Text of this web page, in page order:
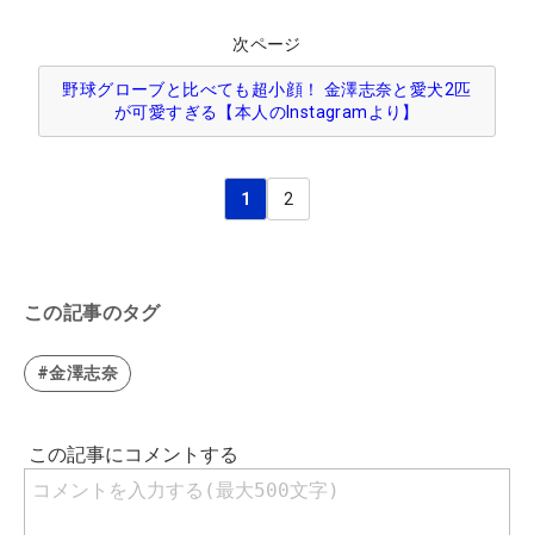
次ページ
野球グローブと比べても超小顔！ 金澤志奈と愛犬2匹
が可愛すぎる【本人のInstagramより】
1 2
この記事のタグ
#金澤志奈